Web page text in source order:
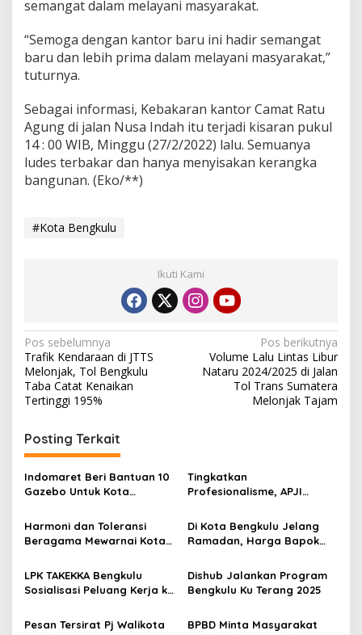
semangat dalam melayani masyarakat.
“Semoga dengan kantor baru ini hadir semangat
baru dan lebih prima dalam melayani masyarakat,”
tuturnya.
Sebagai informasi, Kebakaran kantor Camat Ratu
Agung di jalan Nusa Indah itu terjadi kisaran pukul
14 : 00 WIB, Minggu (27/2/2022) lalu. Semuanya
ludes terbakar dan hanya menyisakan kerangka
bangunan. (Eko/**)
#Kota Bengkulu
Ikuti Kami
Navigasi
pos
Pos sebelumnya
Trafik Kendaraan di JTTS
Melonjak, Tol Bengkulu
Taba Catat Kenaikan
Tertinggi 195%
Pos berikutnya
Volume Lalu Lintas Libur
Nataru 2024/2025 di Jalan
Tol Trans Sumatera
Melonjak Tajam
Posting Terkait
Indomaret Beri Bantuan 10
Gazebo Untuk Kota
‎Tingkatkan
Profesionalisme, APJI
dan Uji Kompetensi
Sertifikasi Chef de Partie
Harmoni dan Toleransi
Beragama Mewarnai Kota
Di Kota Bengkulu Jelang
Ramadan, Harga Bapok
LPK TAKEKKA Bengkulu
Sosialisasi Peluang Kerja ke
Penerima PKH
Dishub Jalankan Program
Bengkulu Ku Terang 2025
Pesan Tersirat Pj Walikota
BPBD Minta Masyarakat